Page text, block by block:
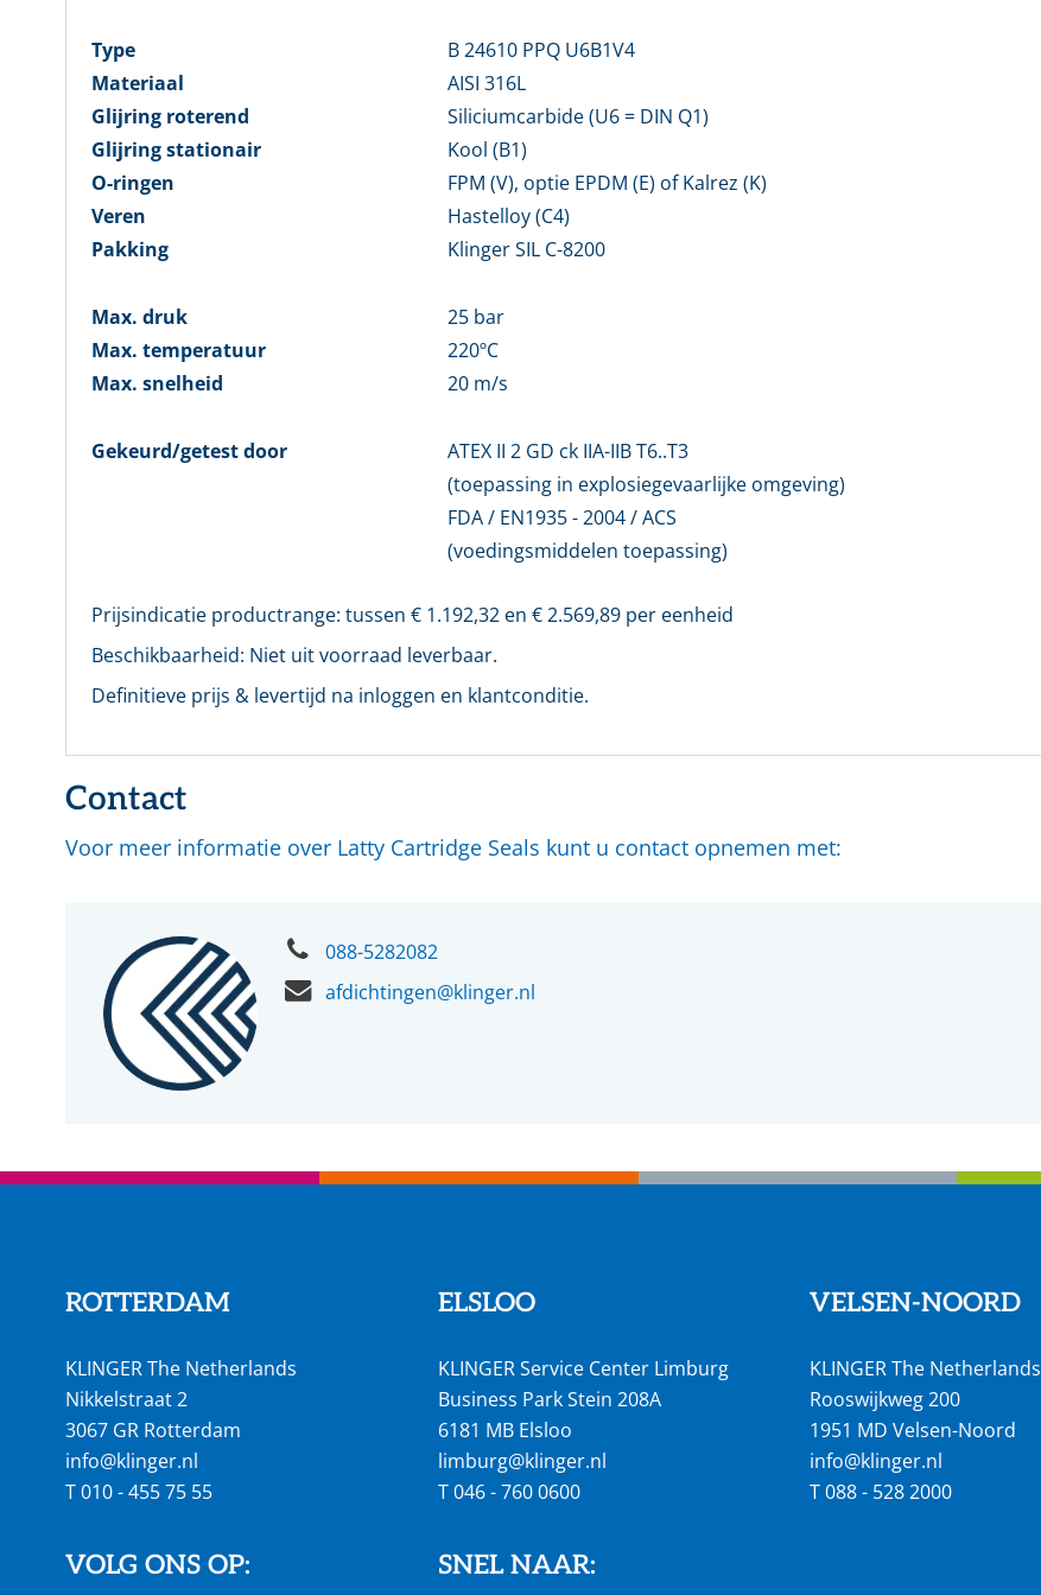
Type
B 24610 PPQ U6B1V4
Materiaal
AISI 316L
Glijring roterend
Siliciumcarbide (U6 = DIN Q1)
Glijring stationair
Kool (B1)
O-ringen
FPM (V), optie EPDM (E) of Kalrez (K)
Veren
Hastelloy (C4)
Pakking
Klinger SIL C-8200
Max. druk
25 bar
Max. temperatuur
220ºC
Max. snelheid
20 m/s
Gekeurd/getest door
ATEX II 2 GD ck IIA-IIB T6..T3
(toepassing in explosiegevaarlijke omgeving)
FDA / EN1935 - 2004 / ACS
(voedingsmiddelen toepassing)
Prijsindicatie productrange: tussen € 1.192,32 en €2.569,89 per eenheid
Beschikbaarheid: Niet uit voorraad leverbaar.
Definitieve prijs & levertijd na inloggen en klantconditie.
Contact
Voor meer informatie over Latty Cartridge Seals kunt u contact opnemen met:
088-5282082
afdichtingen@klinger.nl
ROTTERDAM
KLINGER The Netherlands
Nikkelstraat 2
3067 GR Rotterdam
info@klinger.nl
T010 - 455 75 55
ELSLOO
KLINGER Service Center Limburg
Business Park Stein 208A
6181 MB Elsloo
limburg@klinger.nl
T046 - 760 0600
VELSEN-NOORD
KLINGER The Netherlands
Rooswijkweg 200
1951 MD Velsen-Noord
info@klinger.nl
T088 - 528 2000
VOLG ONS OP: SNEL NAAR: